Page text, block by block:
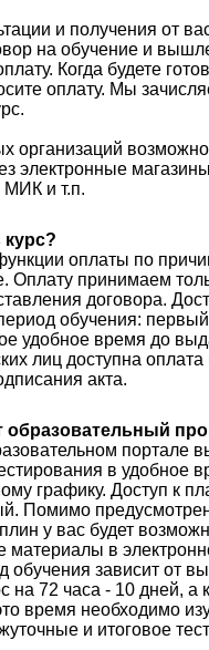
и получения от
на обучение и
Когда будете
оплату. Мы
организаций
электронные
и т.п.
курс?
оплаты по
Оплату принимаем
договора.
обучения:
удобное время до
лиц доступна оплата
акта.
образовательный
портале
в удобное
графику. Доступ к
Помимо
у вас будет
материалы в
обучения зависит от
на 72 часа - 10 дней, а
время необходимо
и итоговое